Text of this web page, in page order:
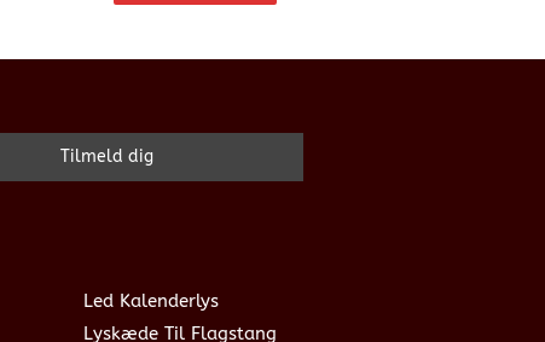
Led Kalenderlys
Lyskæde Til Flagstang